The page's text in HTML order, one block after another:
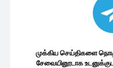
முக்கிய செய்திகளை
சேவையினூடாக